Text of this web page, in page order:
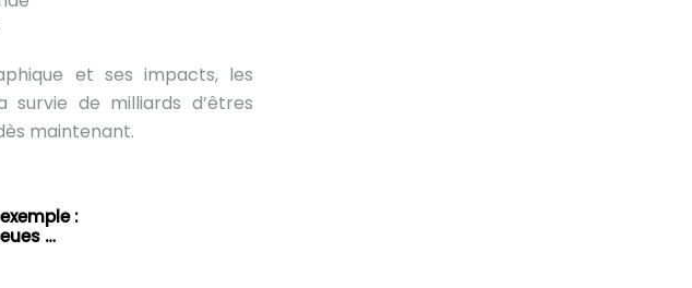
et ses impacts, les
survie de milliards d’êtres
maintenant.
:
…